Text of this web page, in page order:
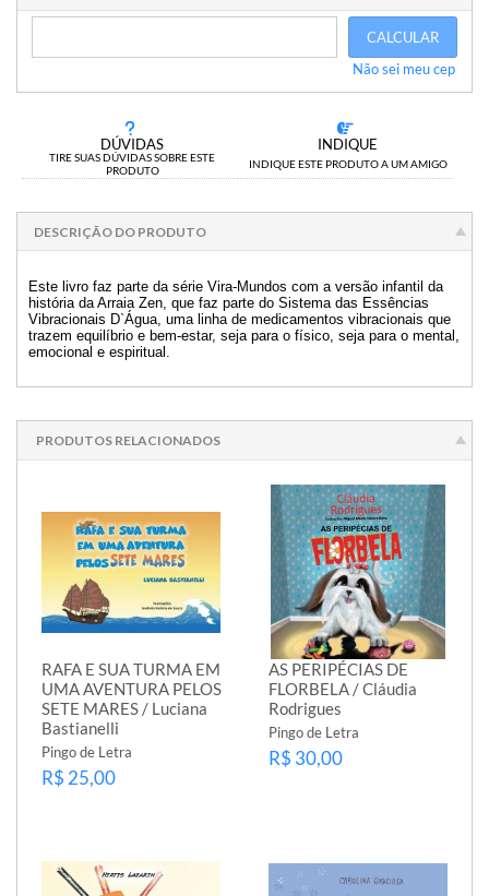
DÚVIDAS
TIRE SUAS DÚVIDAS SOBRE ESTE
PRODUTO
INDIQUE
INDIQUE ESTE PRODUTO A UM AMIGO
CALCULAR
Não sei meu cep
DESCRIÇÃO DO PRODUTO
Este livro faz parte da série Vira-Mundos com a versão infantil da
história da Arraia Zen, que faz parte do Sistema das Essências
Vibracionais D`Água, uma linha de medicamentos vibracionais que
trazem equilíbrio e bem-estar, seja para o físico, seja para o mental,
emocional e espiritual.
PRODUTOS RELACIONADOS
RAFA E SUA TURMA EM
UMA AVENTURA PELOS
SETE MARES / Luciana
Bastianelli
Pingo de Letra
R$ 25,00
AS PERIPÉCIAS DE
FLORBELA / Cláudia
Rodrigues
Pingo de Letra
R$ 30,00